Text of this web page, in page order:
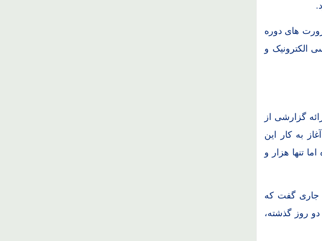
های دوره
الکترونیک و
گزارشی از
به کار این
ثبت شده اما تنها هزار و
جاری گفت که
روز گذشته،